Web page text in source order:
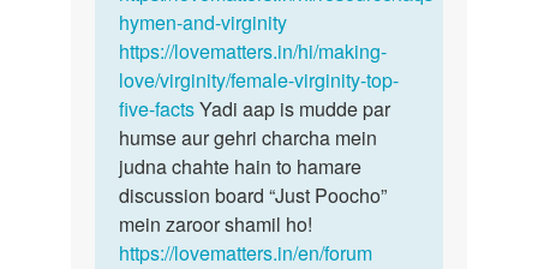
hymen-and-virginity
https://lovematters.in/hi/making-
love/virginity/female-virginity-top-
five-factsYadi aap is mudde par
humse aur gehri charcha mein
judna chahte hain to hamare
discussion board “Just Poocho”
mein zaroor shamil ho!
https://lovematters.in/en/forum